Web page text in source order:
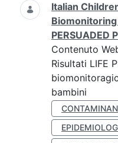
Italian
Biomonitoring
PERSUADED
Contenuto
Risultati LIFE
bambini